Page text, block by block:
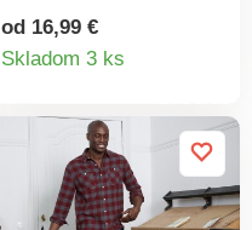
košeľa s krátkymi
rukávmi, ktorá by Vám
materiálu. Bowling
golier. Gombíková léga.
Náprsné našité vrecko.
Krátke rukávy. Vzadu
od 16,99 €
Skladom 3 ks